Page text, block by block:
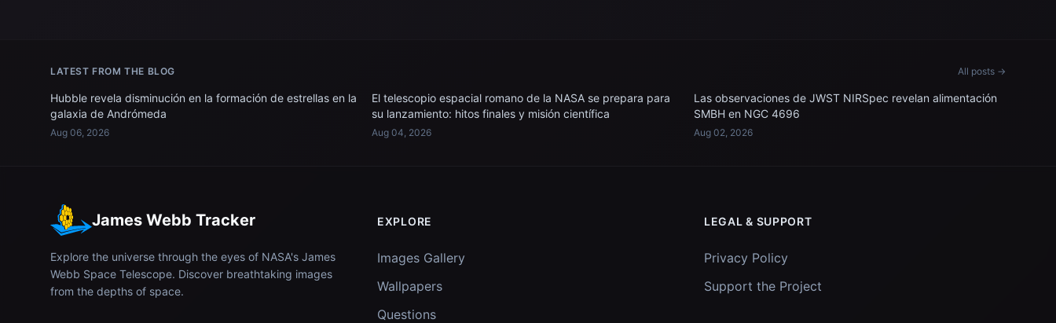
LATEST FROM THE BLOG All posts →
Hubble revela disminución en la formación de estrellas en la
galaxia de Andrómeda
Aug 06, 2026
El telescopio espacial romano de la NASA se prepara para
su lanzamiento: hitos finales y misión científica
Aug 04, 2026
Las observaciones de JWST NIRSpec revelan alimentación
SMBH en NGC 4696
Aug 02, 2026
James Webb Tracker
Explore the universe through the eyes of NASA's James
Webb Space Telescope. Discover breathtaking images
from the depths of space.
EXPLORE
Images Gallery
Wallpapers
Questions
LEGAL & SUPPORT
Privacy Policy
Support the Project